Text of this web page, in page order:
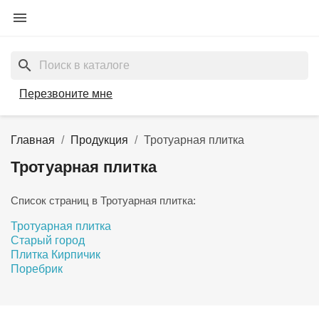

search
Перезвоните мне
Главная Продукция Тротуарная плитка
Тротуарная плитка
Список страниц в Тротуарная плитка:
Тротуарная плитка
Старый город
Плитка Кирпичик
Поребрик